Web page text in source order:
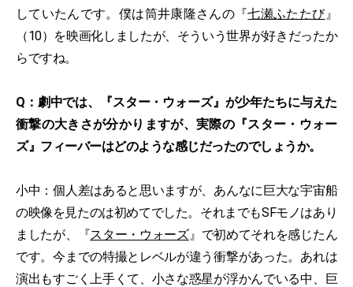
していたんです。僕は筒井康隆さんの『七瀬ふたたび』
（10）を映画化しましたが、そういう世界が好きだったか
らですね。
Q：劇中では、『スター・ウォーズ』が少年たちに与えた
衝撃の大きさが分かりますが、実際の『スター・ウォー
ズ』フィーバーはどのような感じだったのでしょうか。
小中：個人差はあると思いますが、あんなに巨大な宇宙船
の映像を見たのは初めてでした。それまでもSFモノはあり
ましたが、『スター・ウォーズ』で初めてそれを感じたん
です。今までの特撮とレベルが違う衝撃があった。あれは
演出もすごく上手くて、小さな惑星が浮かんでいる中、巨